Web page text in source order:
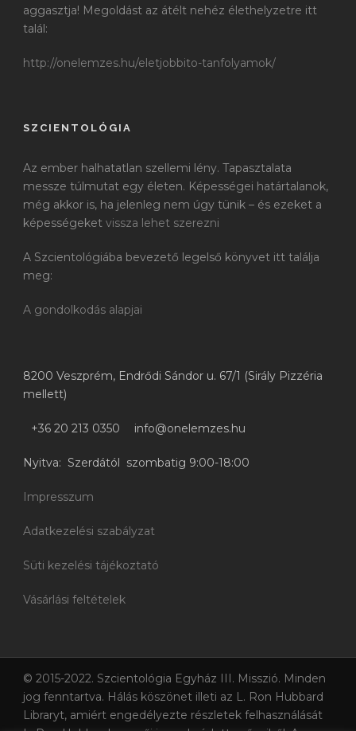
aggasztja! Megoldást az átélt nehéz élethelyzetre itt
talál:
http://onelemzes.hu/eletjobbito-tanfolyamok/
SZCIENTOLÓGIA
Az ember halhatatlan szellemi lény. Tapasztalata
messze túlmutat egy életen. Képességei határtalanok,
még akkor is, ha jelenleg nem úgy tünik – és ezeket a
képességeket vissza lehet szerezni
A Szcientológiába bevezető legelső könyvet itt találja
meg:
A gondolkodás alapjai
8200 Veszprém, Endrődi Sándor u. 67/1 (Sirály Pizzéria
mellett)
+36 20 213 0350 info@onelemzes.hu
Nyitva: Szerdától szombatig 9:00-18:00
Impresszum
Adatkezelési szabályzat
Süti kezelési tájékoztató
Vásárlási feltételek
© 2015-2022. Szcientológia Egyház III. Misszió. Minden
jog fenntartva. Hálás köszönet illeti az L. Ron Hubbard
Libraryt, amiért engedélyezte részletek felhasználását